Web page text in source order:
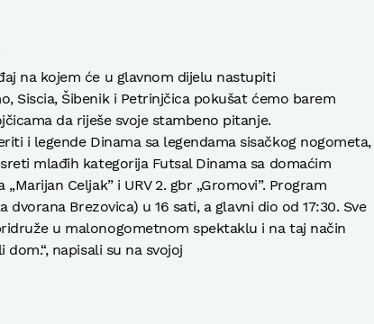
na kojem će u glavnom dijelu nastupiti
Siscia, Šibenik i Petrinjčica pokušat ćemo barem
da riješe svoje stambeno pitanje.
i legende Dinama sa legendama sisačkog nogometa,
mlađih kategorija Futsal Dinama sa domaćim
Celjak” i URV 2. gbr „Gromovi”. Program
Brezovica) u 16 sati, a glavni dio od 17:30. Sve
u malonogometnom spektaklu i na taj način
napisali su na svojoj